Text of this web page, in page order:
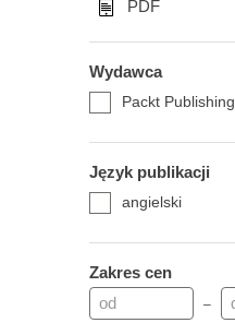
PDF
Wydawca
Packt Publishing
Język publikacji
angielski
Zakres cen
–